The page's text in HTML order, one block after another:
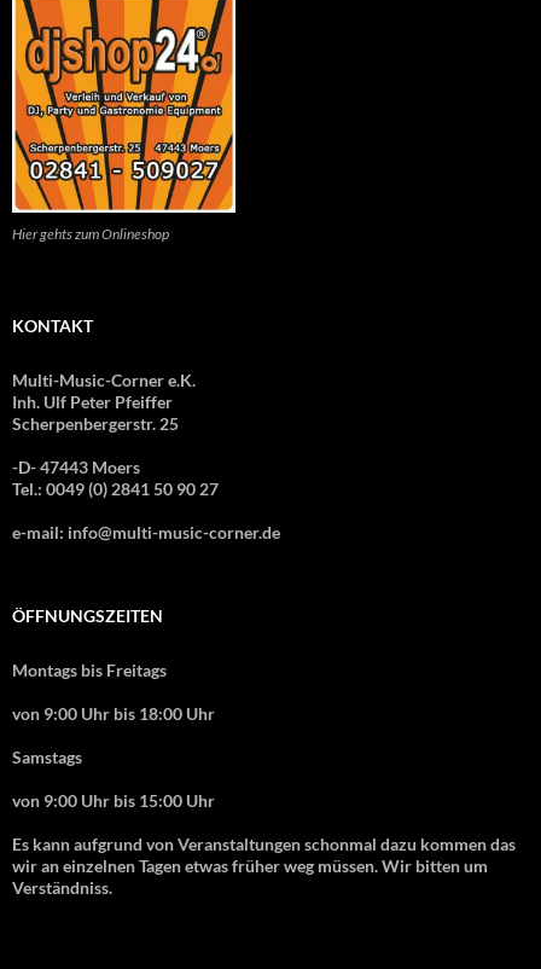
Hier gehts zum Onlineshop
KONTAKT
Multi-Music-Corner e.K.
Inh. Ulf Peter Pfeiffer
Scherpenbergerstr. 25
-D- 47443 Moers
Tel.: 0049 (0) 2841 50 90 27
e-mail: info@multi-music-corner.de
ÖFFNUNGSZEITEN
Montags bis Freitags
von 9:00 Uhr bis 18:00 Uhr
Samstags
von 9:00 Uhr bis 15:00 Uhr
Es kann aufgrund von Veranstaltungen schonmal dazu kommen das
wir an einzelnen Tagen etwas früher weg müssen. Wir bitten um
Verständniss.